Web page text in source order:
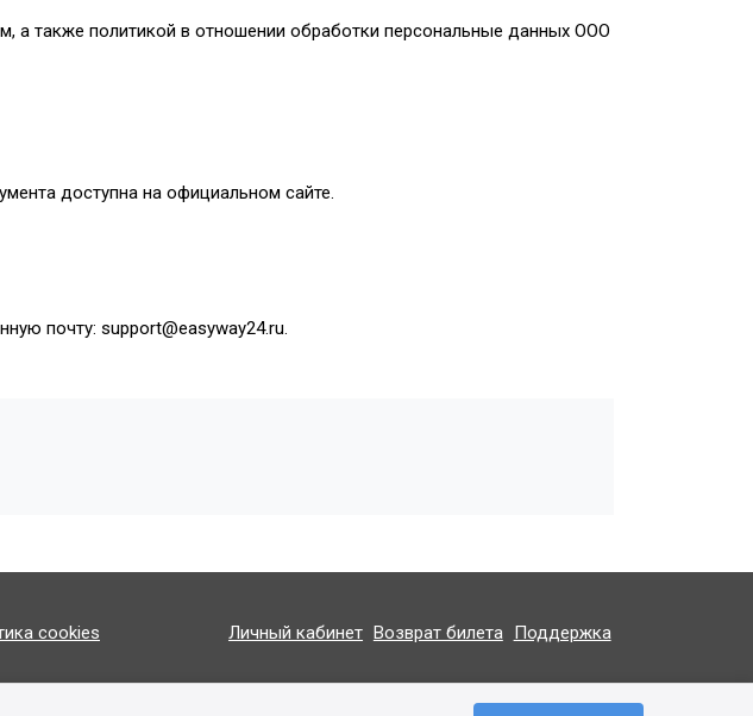
а также политикой в отношении обработки персональные данных ООО
доступна на официальном сайте.
почту: support@easyway24.ru.
cookies Личный кабинет Возврат билета Поддержка